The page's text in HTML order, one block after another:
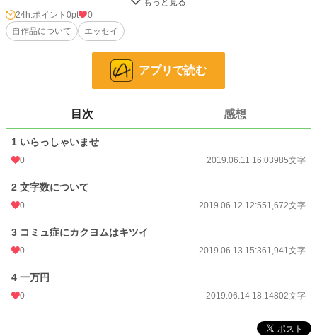
8,861 位 / 8,861 件
お気に入り
初回公開日時 2019.06.11 16:03
週間ポイント
月間ポイント
年間ポイント
累計ポイント 8,746 pt (102,263 位)
24h.ポイント 0pt
0
自作品について
エッセイ
アプリで読む
目次 感想
1 いらっしゃいませ
0 2019.06.11 16:03985文字
2 文字数について
0 2019.06.12 12:551,672文字
3 コミュ症にカクヨムはキツイ
0 2019.06.13 15:361,941文字
4 一万円
0 2019.06.14 18:14802文字